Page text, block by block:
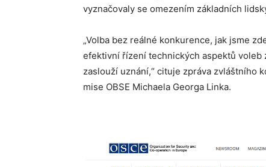
vyznačovaly se omezením základních
„Volba bez reálné konkurence, jak jsme
efektivní řízení technických aspektů
zaslouží uznání,“ cituje zpráva zvláštního
mise OBSE Michaela Georga Linka.